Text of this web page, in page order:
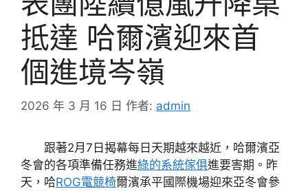
抵達 哈爾濱迎來首
個進境岑嶺
2026 年 3 月 16 日 作者: admin
跟著2月7日揭幕每日天期越來越近，哈爾濱亞
冬會的各項準備任務進綠的系統傢俱進要害期。昨
天，哈ROG電競椅爾濱承平國際機場迎來亞冬會參